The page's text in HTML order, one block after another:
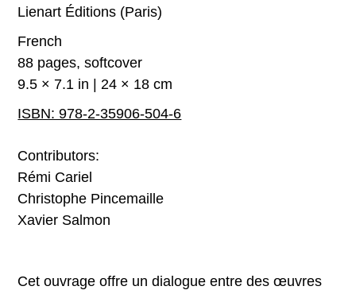
Lienart Éditions (Paris)
French
88 pages, softcover
9.5 × 7.1 in | 24 × 18 cm
ISBN: 978-2-35906-504-6
Contributors:
Rémi Cariel
Christophe Pincemaille
Xavier Salmon
Cet ouvrage offre un dialogue entre des œuvres